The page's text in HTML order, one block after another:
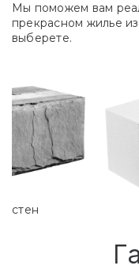
Мы поможем вам
прекрасном жилье
выберете.